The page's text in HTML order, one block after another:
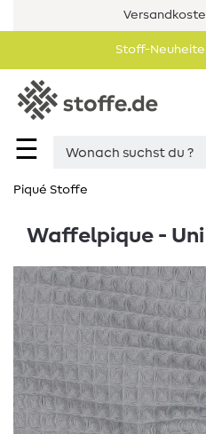
Stoff-
☰
Piqué Stoffe
Waffelpique -